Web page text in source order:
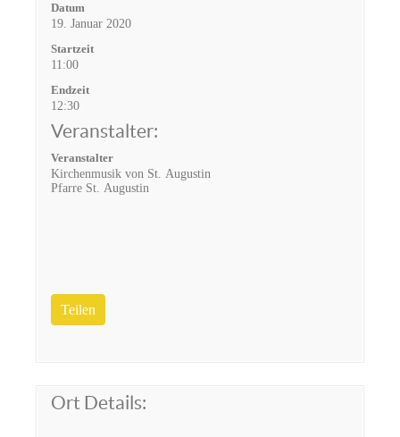
Datum
19. Januar 2020
Startzeit
11:00
Endzeit
12:30
Veranstalter:
Veranstalter
Kirchenmusik von St. Augustin
Pfarre St. Augustin
Teilen
Ort Details: